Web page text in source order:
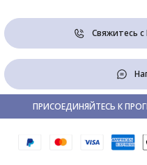
Свяжитесь
ПРИСОЕДИНЯЙТЕСЬ К